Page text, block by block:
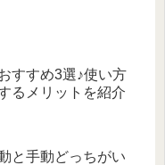
すすめ3選♪使い方
るメリットを紹介
と手動どっちがい